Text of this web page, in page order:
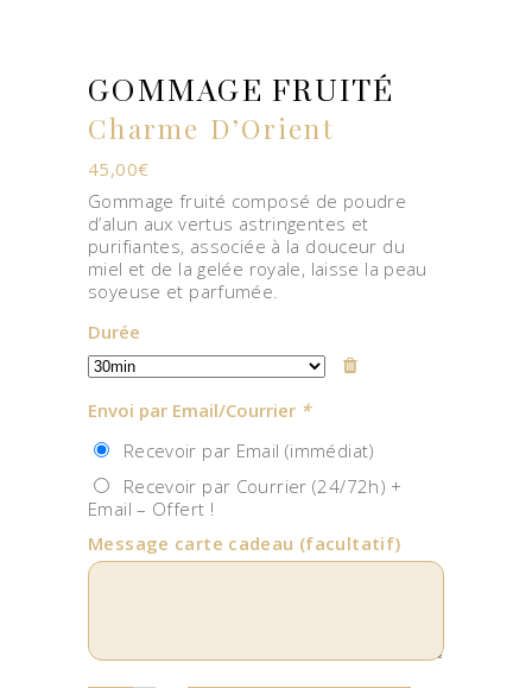
GOMMAGE FRUITÉ
Charme D’Orient
45,00€
Gommage fruité composé de poudre
d’alun aux vertus astringentes et
purifiantes, associée à la douceur du
miel et de la gelée royale, laisse la peau
soyeuse et parfumée.
Durée
Envoi par Email/Courrier *
Recevoir par Email (immédiat)
Recevoir par Courrier (24/72h) +
Email – Offert !
Message carte cadeau (facultatif)